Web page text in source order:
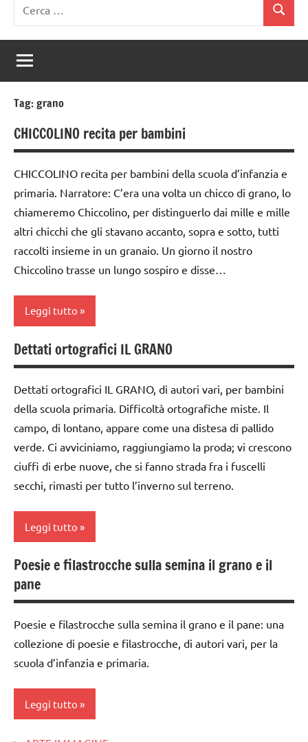
per:
Cerca
Tag:grano
CHICCOLINO recita per bambini
CHICCOLINO recita per bambini della scuola d’infanzia e
primaria. Narratore: C’era una volta un chicco di grano, lo
chiameremo Chiccolino, per distinguerlo dai mille e mille
altri chicchi che gli stavano accanto, sopra e sotto, tutti
raccolti insieme in un granaio. Un giorno il nostro
Chiccolino trasse un lungo sospiro e disse…
Leggi tutto
dai
6
anni
LINGUAGGIO
recite
SCIENZE
scienze:
TUTTI GLI
PER ETA'
TUTTI GLI
ARTICOLI
Dettati ortografici IL GRANO
Dettati ortografici IL GRANO, di autori vari, per bambini
della scuola primaria. Difficoltà ortografiche miste. Il
campo, di lontano, appare come una distesa di pallido
verde. Ci avviciniamo, raggiungiamo la proda; vi crescono
ciuffi di erbe nuove, che si fanno strada fra i fuscelli
secchi, rimasti per tutto l’inverno sul terreno.
Leggi tutto
classe
1a
2a
3a
4a
classe
Poesie e filastrocche sulla semina il grano e il
pane
Poesie e filastrocche sulla semina il grano e il pane: una
collezione di poesie e filastrocche, di autori vari, per la
scuola d’infanzia e primaria.
Leggi tutto